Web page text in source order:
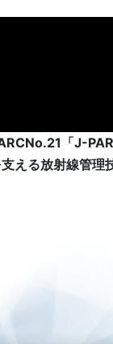
「J-
える放射線管理